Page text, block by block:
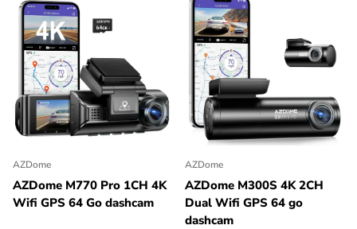
AZDome
AZDome M770 Pro 1CH 4K
Wifi GPS 64 Go dashcam
AZDome
AZDome M300S 4K 2CH
Dual Wifi GPS 64 go
dashcam